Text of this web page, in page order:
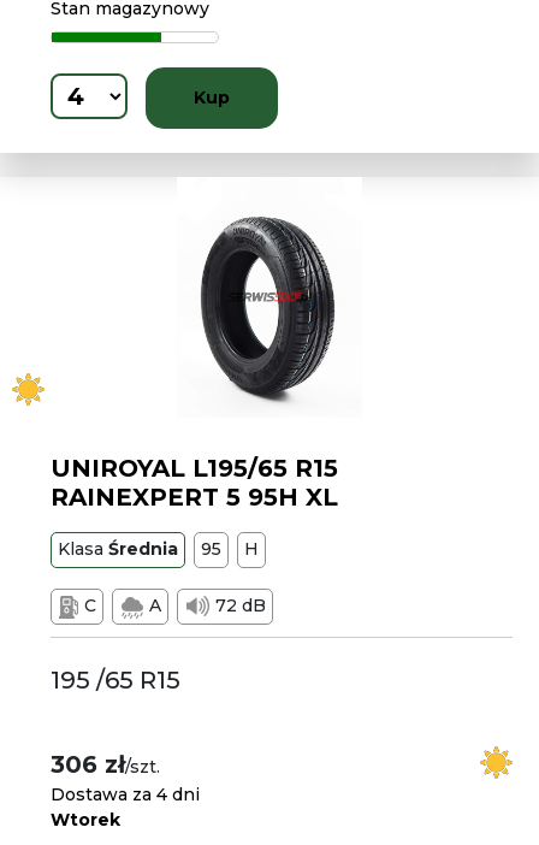
Stan magazynowy
Kup
UNIROYAL L195/65 R15
RAINEXPERT 5 95H XL
KlasaŚrednia 95 H
C A 72 dB
195 /65 R15
306 zł/szt.
Dostawa za 4 dni
Wtorek